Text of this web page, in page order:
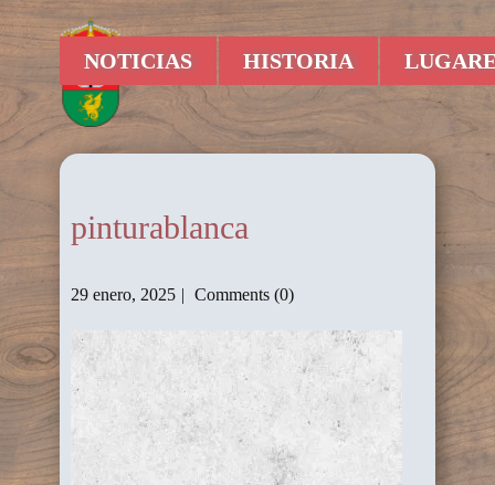
NOTICIAS HISTORIA
pinturablanca
29 enero, 2025 Comments (0)